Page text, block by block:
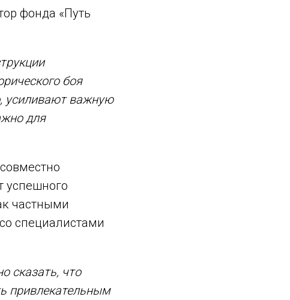
фонда «Путь
боя
усиливают важную
для
успешного
частными
специалистами
сказать, что
привлекательным